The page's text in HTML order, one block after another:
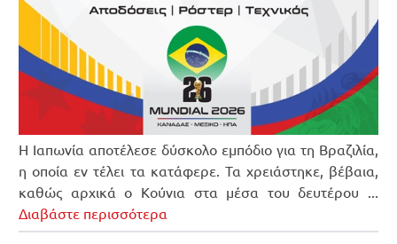
Η Ιαπωνία αποτέλεσε δύσκολο εμπόδιο για τη Βραζιλία,
η οποία εν τέλει τα κατάφερε. Τα χρειάστηκε, βέβαια,
καθώς αρχικά ο Κούνια στα μέσα του δευτέρου ...
Διαβάστε περισσότερα